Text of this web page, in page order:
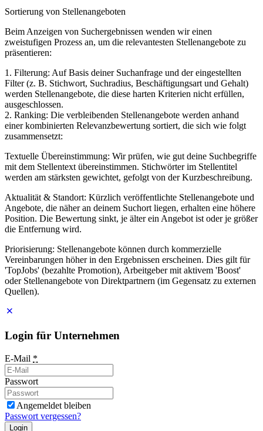
Sortierung von Stellenangeboten
Beim Anzeigen von Suchergebnissen wenden wir einen
zweistufigen Prozess an, um die relevantesten Stellenangebote zu
präsentieren:
1. Filterung: Auf Basis deiner Suchanfrage und der eingestellten
Filter (z. B. Stichwort, Suchradius, Beschäftigungsart und Gehalt)
werden Stellenangebote, die diese harten Kriterien nicht erfüllen,
ausgeschlossen.
2. Ranking: Die verbleibenden Stellenangebote werden anhand
einer kombinierten Relevanzbewertung sortiert, die sich wie folgt
zusammensetzt:
Textuelle Übereinstimmung: Wir prüfen, wie gut deine Suchbegriffe
mit dem Stellentext übereinstimmen. Stichwörter im Stellentitel
werden am stärksten gewichtet, gefolgt von der Kurzbeschreibung.
Aktualität & Standort: Kürzlich veröffentlichte Stellenangebote und
Angebote, die näher an deinem Suchort liegen, erhalten eine höhere
Position. Die Bewertung sinkt, je älter ein Angebot ist oder je größer
die Entfernung wird.
Priorisierung: Stellenangebote können durch kommerzielle
Vereinbarungen höher in den Ergebnissen erscheinen. Dies gilt für
'TopJobs' (bezahlte Promotion), Arbeitgeber mit aktivem 'Boost'
oder Stellenangebote von Direktpartnern (im Gegensatz zu externen
Quellen).
Login für Unternehmen
E-Mail *
Passwort
Angemeldet bleiben
Passwort vergessen?
Login